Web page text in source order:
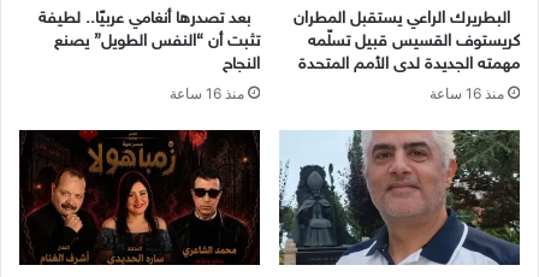
البطريرك الراعي يستقبل المطران
كريستوف القسيس قبيل تسلّمه
مهمته الجديدة لدى الأمم المتحدة
منذ 16 ساعة
بعد تصدرها أنغامي عربيًا.. لطيفة
تثبت أن “النفس الطويل” يصنع
النجاح
منذ 16 ساعة